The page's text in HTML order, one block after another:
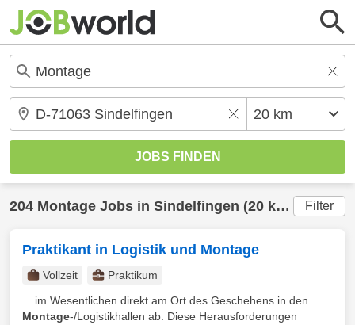
204 Montage Jobs in Sindelfingen (20 km) gefunden Filter
Praktikant in Logistik und Montage
Vollzeit
Praktikum
... im Wesentlichen direkt am Ort des Geschehens in den
Montage-/Logistikhallen ab. Diese Herausforderungen